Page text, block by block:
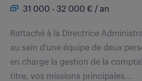
31 000 - 32 000 € / an
Rattaché à la Directrice
au sein d'une équipe de deux
en charge la gestion de la
titre, vos missions principales...